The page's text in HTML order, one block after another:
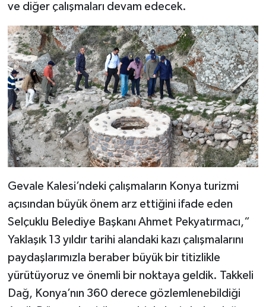
ve diğer çalışmaları devam edecek.
Gevale Kalesi’ndeki çalışmaların Konya turizmi
açısından büyük önem arz ettiğini ifade eden
Selçuklu Belediye Başkanı Ahmet Pekyatırmacı,“
Yaklaşık 13 yıldır tarihi alandaki kazı çalışmalarını
paydaşlarımızla beraber büyük bir titizlikle
yürütüyoruz ve önemli bir noktaya geldik. Takkeli
Dağ, Konya’nın 360 derece gözlemlenebildiği